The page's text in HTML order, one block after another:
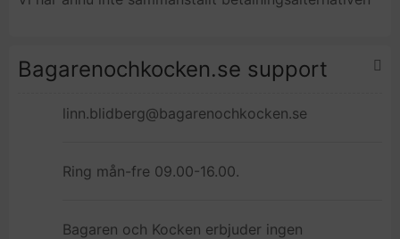
Bagarenochkocken.se support
linn.blidberg@bagarenochkocken.se
Ring mån-fre 09.00-16.00.
Bagaren och Kocken erbjuder ingen